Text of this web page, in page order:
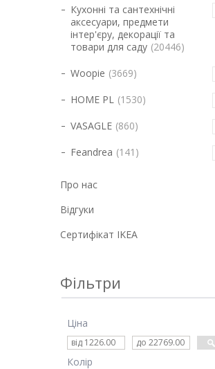
Кухонні та сантехнічні
аксесуари, предмети
інтер'єру, декорації та
товари для саду 20446
Woopie 3669
HOME PL 1530
VASAGLE 860
Feandrea 141
Про нас
Відгуки
Cертифікат IKEA
Фільтри
Ціна
Колір